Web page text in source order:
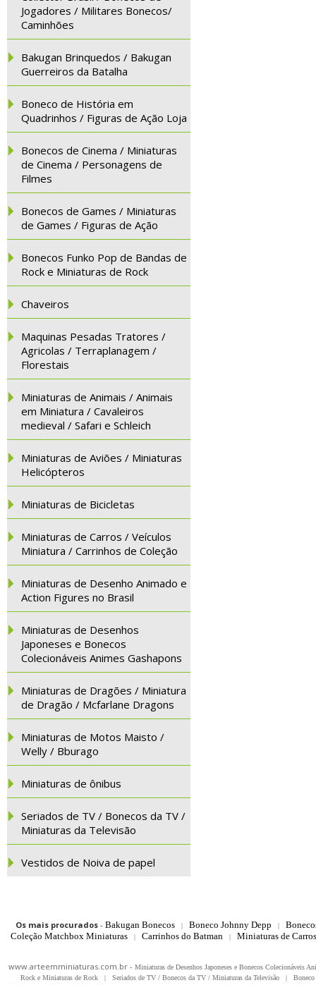
Jogadores / Militares Bonecos/
Caminhões
Bakugan Brinquedos / Bakugan
Guerreiros da Batalha
Boneco de História em
Quadrinhos / Figuras de Ação Loja
Bonecos de Cinema / Miniaturas
de Cinema / Personagens de
Filmes
Bonecos de Games / Miniaturas
de Games / Figuras de Ação
Bonecos Funko Pop de Bandas de
Rock e Miniaturas de Rock
Chaveiros
Maquinas Pesadas Tratores /
Agricolas / Terraplanagem /
Florestais
Miniaturas de Animais / Animais
em Miniatura / Cavaleiros
medieval / Safari e Schleich
Miniaturas de Aviões / Miniaturas
Helicópteros
Miniaturas de Bicicletas
Miniaturas de Carros / Veículos
Miniatura / Carrinhos de Coleção
Miniaturas de Desenho Animado e
Action Figures no Brasil
Miniaturas de Desenhos
Japoneses e Bonecos
Colecionáveis Animes Gashapons
Miniaturas de Dragões / Miniatura
de Dragão / Mcfarlane Dragons
Miniaturas de Motos Maisto /
Welly / Bburago
Miniaturas de ônibus
Seriados de TV / Bonecos da TV /
Miniaturas da Televisão
Vestidos de Noiva de papel
Os mais procurados- Bakugan Bonecos | Boneco Johnny Depp |
Coleção Matchbox Miniaturas
| Carrinhos do Batman | Miniaturas de
www.arteemminiaturas.com.br - Miniaturas de Desenhos Japoneses e Bonecos Colecionáveis
Rock e Miniaturas de Rock
| Seriados de TV / Bonecos da TV / Miniaturas da Televisão |